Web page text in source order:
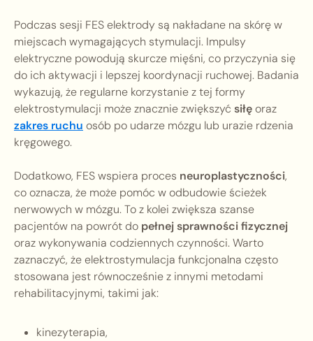
Podczas sesji FES elektrody są nakładane na skórę w
miejscach wymagających stymulacji. Impulsy
elektryczne powodują skurcze mięśni, co przyczynia się
do ich aktywacji i lepszej koordynacji ruchowej. Badania
wykazują, że regularne korzystanie z tej formy
elektrostymulacji może znacznie zwiększyć siłęoraz
zakres ruchu osób po udarze mózgu lub urazie rdzenia
kręgowego.
Dodatkowo, FES wspiera proces neuroplastyczności,
co oznacza, że może pomóc w odbudowie ścieżek
nerwowych w mózgu. To z kolei zwiększa szanse
pacjentów na powrót do pełnej sprawności fizycznej
oraz wykonywania codziennych czynności. Warto
zaznaczyć, że elektrostymulacja funkcjonalna często
stosowana jest równocześnie z innymi metodami
rehabilitacyjnymi, takimi jak:
kinezyterapia,